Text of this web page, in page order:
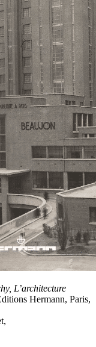
L’architecture
Hermann, Paris,